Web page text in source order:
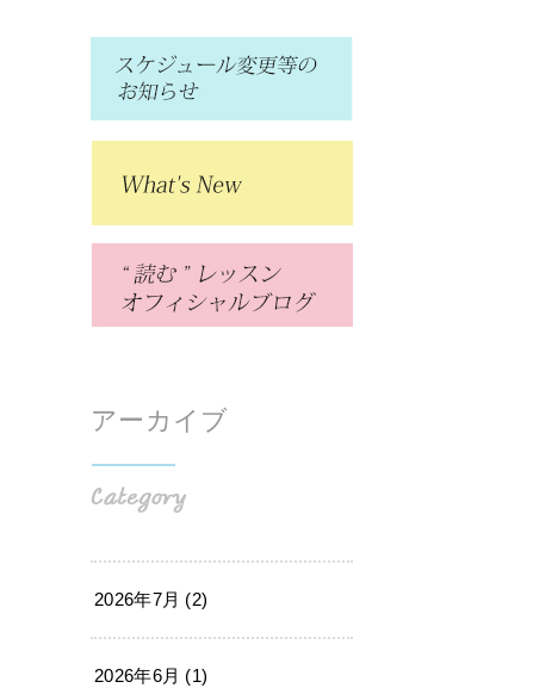
アーカイブ
2026年7月 (2)
2026年6月 (1)